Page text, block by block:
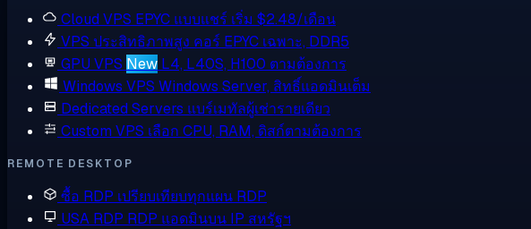
Cloud VPS EPYC แบบแชร์ เริ่ม $2.48/เดือน
VPS ประสิทธิภาพสูง คอร์ EPYC เฉพาะ, DDR5
GPU VPS New L4, L40S, H100 ตามต้องการ
Windows VPS Windows Server, สิทธิ์แอดมินเต็ม
Dedicated Servers แบร์เมทัลผู้เช่ารายเดียว
Custom VPS เลือก CPU, RAM, ดิสก์ตามต้องการ
REMOTE DESKTOP
ซื้อ RDP เปรียบเทียบทุกแผน RDP
USA RDP RDP แอดมินบน IP สหรัฐฯ